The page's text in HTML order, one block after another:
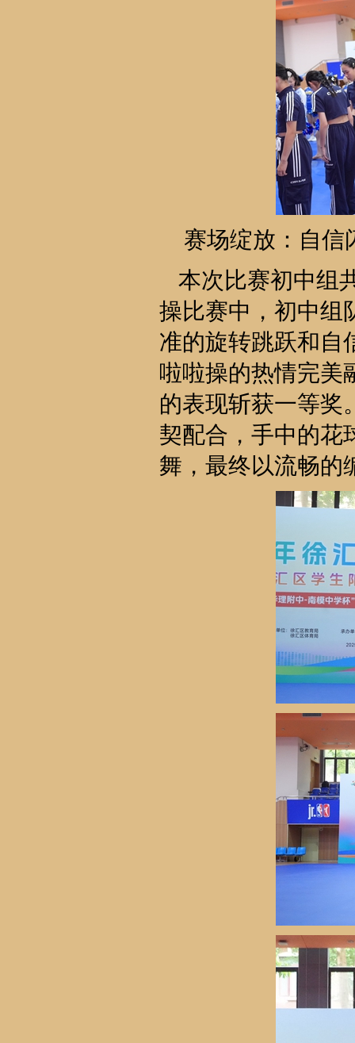
赛场绽放：自信
本次比赛初中组
操比赛中，初中组
准的旋转跳跃和自
啦啦操的热情完美
的表现斩获一等奖
契配合，手中的花
舞，最终以流畅的